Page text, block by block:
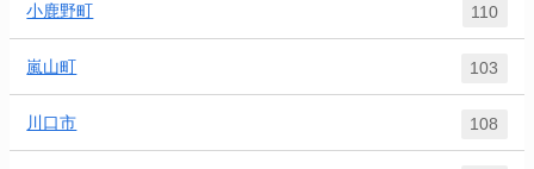
小鹿野町 110
嵐山町 103
川口市 108